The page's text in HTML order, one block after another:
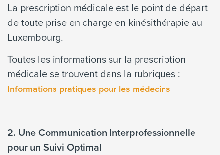
La prescription médicale est le point de départ
de toute prise en charge en kinésithérapie au
Luxembourg.
Toutes les informations sur la prescription
médicale se trouvent dans la rubriques :
Informations pratiques pour les médecins
2. Une Communication Interprofessionnelle
pour un Suivi Optimal